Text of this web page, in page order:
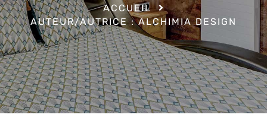
ACCUEIL
AUTEUR/AUTRICE :ALCHIMIA DESIGN